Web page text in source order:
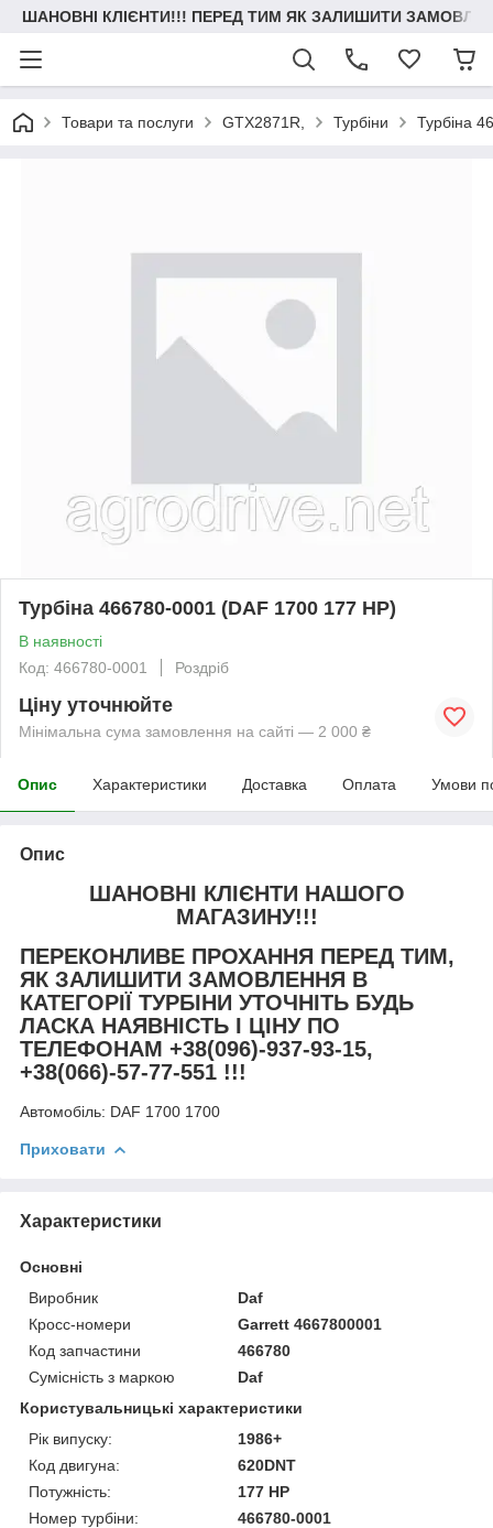
ШАНОВНІ КЛІЄНТИ!!! ПЕРЕД ТИМ ЯК ЗАЛИШИТИ
Товари та послуги GTX2871R, Турбіни Турбіна
Турбіна 466780-0001 (DAF 1700 177 HP)
В наявності
Код: 466780-0001
Роздріб
Ціну уточнюйте
Мінімальна сума замовлення на сайті — 2 000 ₴
Опис Характеристики Доставка Оплата Умови
Опис
ШАНОВНІ КЛІЄНТИ НАШОГО
МАГАЗИНУ!!!
ПЕРЕКОНЛИВЕ ПРОХАННЯ ПЕРЕД ТИМ,
ЯК ЗАЛИШИТИ ЗАМОВЛЕННЯ В
КАТЕГОРІЇ ТУРБІНИ УТОЧНІТЬ БУДЬ
ЛАСКА НАЯВНІСТЬ І ЦІНУ ПО
ТЕЛЕФОНАМ +38(096)-937-93-15,
+38(066)-57-77-551 !!!
Автомобіль: DAF 1700 1700
Приховати
Характеристики
Основні
Виробник
Daf
Кросс-номери
Garrett 4667800001
Код запчастини
466780
Сумісність з маркою
Daf
Користувальницькі характеристики
Рік випуску:
1986+
Код двигуна:
620DNT
Потужність:
177 HP
Номер турбіни:
466780-0001